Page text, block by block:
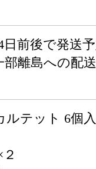
前後で発送
離島への配
ルテット 6個入